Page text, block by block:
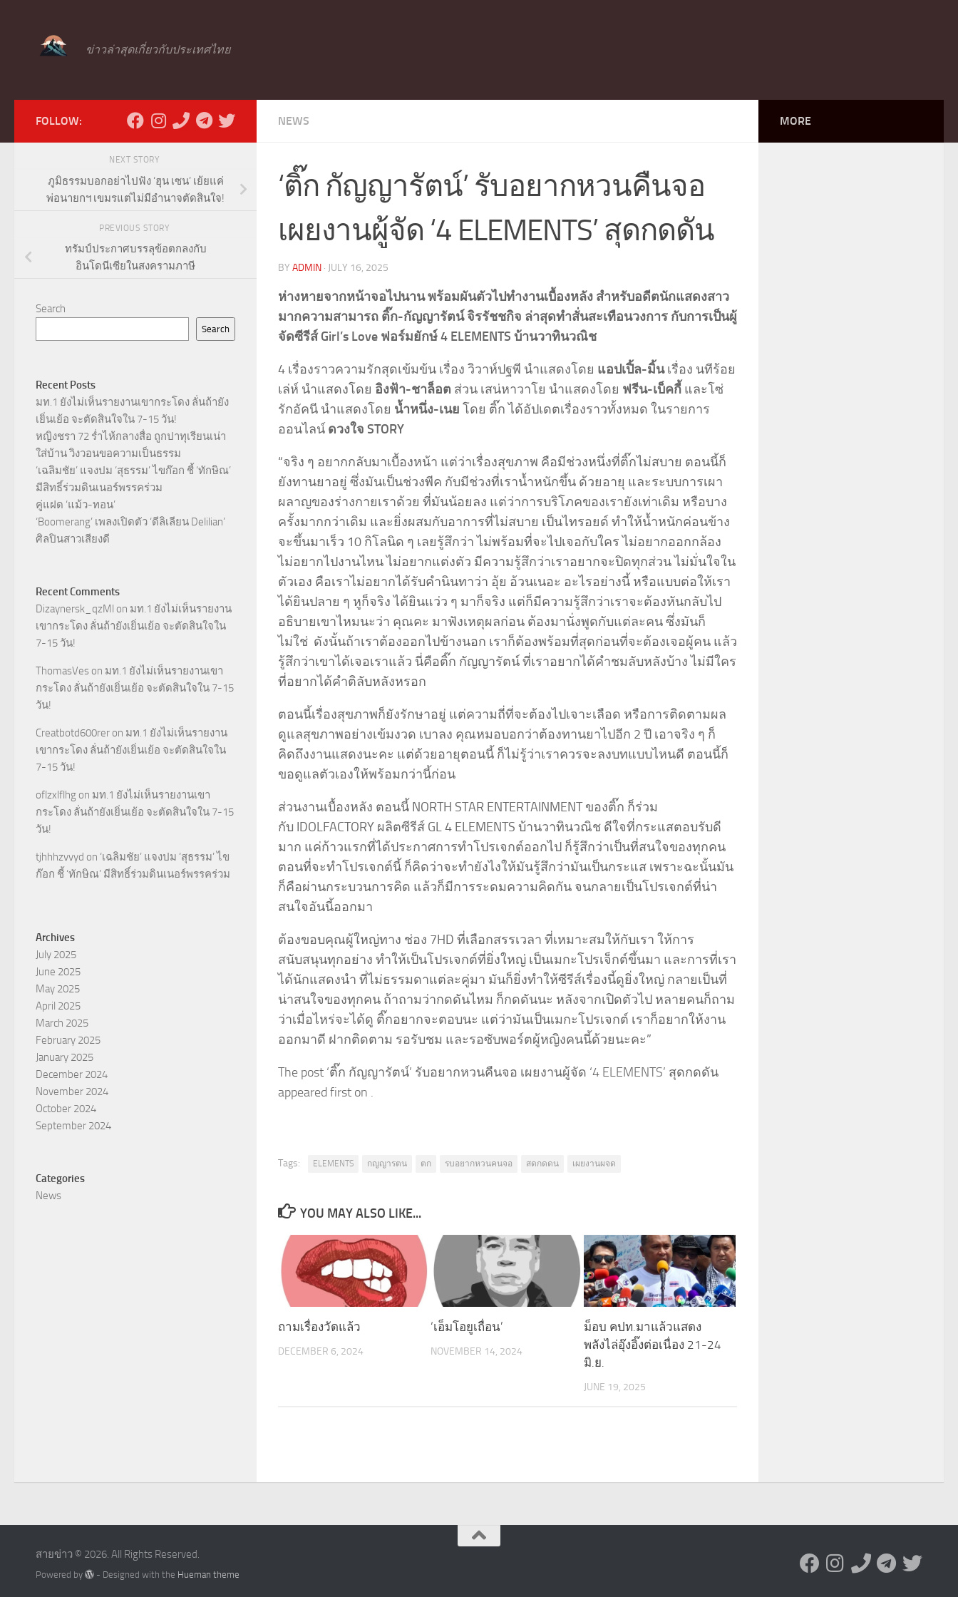
ข่าวล่าสุดเกี่ยวกับประเทศไทย
NEWS
‘ติ๊ก กัญญารัตน์’ รับอยากหวนคืนจอ
เผยงานผู้จัด ‘4 ELEMENTS’ สุดกดดัน
BY ADMIN · JULY 16, 2025
ห่างหายจากหน้าจอไปนาน พร้อมผันตัวไปทำงานเบื้องหลัง สำหรับอดีตนักแสดงสาว
มากความสามารถ ติ๊ก-กัญญารัตน์ จิรรัชชกิจ ล่าสุดทำสั่นสะเทือนวงการ กับการเป็นผู้
จัดซีรีส์ Girl’s Love ฟอร์มยักษ์ 4 ELEMENTS บ้านวาทินวณิช
4 เรื่องราวความรักสุดเข้มข้น เรื่อง วิวาห์ปฐพี นำแสดงโดย แอปเปิ้ล-มิ้นเรื่อง นทีร้อย
เล่ห์ นำแสดงโดย อิงฟ้า-ชาล็อต ส่วน เสน่หาวาโย นำแสดงโดย ฟรีน-เบ็คกี้ และโซ่
รักอัคนี นำแสดงโดย น้ำหนึ่ง-เนย โดย ติ๊ก ได้อัปเดตเรื่องราวทั้งหมด ในรายการ
ออนไลน์ ดวงใจ STORY
“จริง ๆ อยากกลับมาเบื้องหน้า แต่ว่าเรื่องสุขภาพ คือมีช่วงหนึ่งที่ติ๊กไม่สบาย ตอนนี้ก็
ยังทานยาอยู่ ซึ่งมันเป็นช่วงพีค กับมีช่วงที่เราน้ำหนักขึ้น ด้วยอายุ และระบบการเผา
ผลาญของร่างกายเราด้วย ที่มันน้อยลง แต่ว่าการบริโภคของเรายังเท่าเดิม หรือบาง
ครั้งมากกว่าเดิม และยิ่งผสมกับอาการที่ไม่สบาย เป็นไทรอยด์ ทำให้น้ำหนักค่อนข้าง
จะขึ้นมาเร็ว 10 กิโลนิด ๆ เลยรู้สึกว่า ไม่พร้อมที่จะไปเจอกับใคร ไม่อยากออกกล้อง
ไม่อยากไปงานไหน ไม่อยากแต่งตัว มีความรู้สึกว่าเราอยากจะปิดทุกส่วน ไม่มั่นใจใน
ตัวเอง คือเราไม่อยากได้รับคำนินทาว่า อุ้ย อ้วนเนอะ อะไรอย่างนี้ หรือแบบต่อให้เรา
ได้ยินปลาย ๆ หูก็จริง ได้ยินแว่ว ๆ มาก็จริง แต่ก็มีความรู้สึกว่าเราจะต้องหันกลับไป
อธิบายเขาไหมนะว่า คุณคะ มาฟังเหตุผลก่อน ต้องมานั่งพูดกับแต่ละคน ซึ่งมันก็
ไม่ใช่ ดังนั้นถ้าเราต้องออกไปข้างนอก เราก็ต้องพร้อมที่สุดก่อนที่จะต้องเจอผู้คน แล้ว
รู้สึกว่าเขาได้เจอเราแล้ว นี่คือติ๊ก กัญญารัตน์ ที่เราอยากได้คำชมลับหลังบ้าง ไม่มีใคร
ที่อยากได้คำติลับหลังหรอก
ตอนนี้เรื่องสุขภาพก็ยังรักษาอยู่ แต่ความถี่ที่จะต้องไปเจาะเลือด หรือการติดตามผล
ดูแลสุขภาพอย่างเข้มงวด เบาลง คุณหมอบอกว่าต้องทานยาไปอีก 2 ปี เอาจริง ๆ ก็
คิดถึงงานแสดงนะคะ แต่ด้วยอายุตอนนี้ ก็ไม่รู้ว่าเราควรจะลงบทแบบไหนดี ตอนนี้ก็
ขอดูแลตัวเองให้พร้อมกว่านี้ก่อน
ส่วนงานเบื้องหลัง ตอนนี้ NORTH STAR ENTERTAINMENT ของติ๊ก ก็ร่วม
กับ IDOLFACTORY ผลิตซีรีส์ GL 4 ELEMENTS บ้านวาทินวณิช ดีใจที่กระแสตอบรับดี
มาก แค่ก้าวแรกที่ได้ประกาศการทำโปรเจกต์ออกไป ก็รู้สึกว่าเป็นที่สนใจของทุกคน
ตอนที่จะทำโปรเจกต์นี้ ก็คิดว่าจะทำยังไงให้มันรู้สึกว่ามันเป็นกระแส เพราะฉะนั้นมัน
ก็คือผ่านกระบวนการคิด แล้วก็มีการระดมความคิดกัน จนกลายเป็นโปรเจกต์ที่น่า
สนใจอันนี้ออกมา
ต้องขอบคุณผู้ใหญ่ทาง ช่อง 7HD ที่เลือกสรรเวลา ที่เหมาะสมให้กับเรา ให้การ
สนับสนุนทุกอย่าง ทำให้เป็นโปรเจกต์ที่ยิ่งใหญ่ เป็นเมกะโปรเจ็กต์ขึ้นมา และการที่เรา
ได้นักแสดงนำ ที่ไม่ธรรมดาแต่ละคู่มา มันก็ยิ่งทำให้ซีรีส์เรื่องนี้ดูยิ่งใหญ่ กลายเป็นที่
น่าสนใจของทุกคน ถ้าถามว่ากดดันไหม ก็กดดันนะ หลังจากเปิดตัวไป หลายคนก็ถาม
ว่าเมื่อไหร่จะได้ดู ติ๊กอยากจะตอบนะ แต่ว่ามันเป็นเมกะโปรเจกต์ เราก็อยากให้งาน
ออกมาดี ฝากติดตาม รอรับชม และรอซับพอร์ตผู้หญิงคนนี้ด้วยนะคะ”
The post ‘ติ๊ก กัญญารัตน์’ รับอยากหวนคืนจอ เผยงานผู้จัด ‘4 ELEMENTS’ สุดกดดัน
appeared first on .
Tags: ELEMENTS กญญารตน ตก รบอยากหวนคนจอ สดกดดน เผยงานผจด
YOU MAY ALSO LIKE...
ถามเรื่องวัดแล้ว
DECEMBER 6, 2024
‘เอ็มโอยูเถื่อน’
NOVEMBER 14, 2024
ม็อบ คปท.มาแล้วแสดง
พลังไล่อุ๊งอิ๊งต่อเนื่อง 21-24
มิ.ย.
JUNE 19, 2025
FOLLOW:
NEXT STORY
ภูมิธรรมบอกอย่าไปฟัง ‘ฮุน เซน’ เย้ยแค่
พ่อนายกฯ เขมรแต่ไม่มีอำนาจตัดสินใจ!
PREVIOUS STORY
ทรัมป์ประกาศบรรลุข้อตกลงกับ
อินโดนีเซียในสงครามภาษี
Search
Search
Recent Posts
มท.1 ยังไม่เห็นรายงานเขากระโดง ลั่นถ้ายัง
เยิ่นเย้อ จะตัดสินใจใน 7-15 วัน!
หญิงชรา 72 ร่ำไห้กลางสื่อ ถูกปาทุเรียนเน่า
ใส่บ้าน วิงวอนขอความเป็นธรรม
‘เฉลิมชัย’ แจงปม ‘สุธรรม’ ไขก๊อก ชี้ ‘ทักษิณ’
มีสิทธิ์ร่วมดินเนอร์พรรคร่วม
คู่แฝด ‘แม้ว-ทอน’
‘Boomerang’ เพลงเปิดตัว ‘ดีลิเลียน Delilian’
ศิลปินสาวเสียงดี
Recent Comments
Dizaynersk_qzMl on มท.1 ยังไม่เห็นรายงาน
เขากระโดง ลั่นถ้ายังเยิ่นเย้อ จะตัดสินใจใน
7-15 วัน!
ThomasVes on มท.1 ยังไม่เห็นรายงานเขา
กระโดง ลั่นถ้ายังเยิ่นเย้อ จะตัดสินใจใน 7-15
วัน!
Creatbotd600rer on มท.1 ยังไม่เห็นรายงาน
เขากระโดง ลั่นถ้ายังเยิ่นเย้อ จะตัดสินใจใน
7-15 วัน!
oflzxlflhg on มท.1 ยังไม่เห็นรายงานเขา
กระโดง ลั่นถ้ายังเยิ่นเย้อ จะตัดสินใจใน 7-15
วัน!
tjhhhzvvyd on ‘เฉลิมชัย’ แจงปม ‘สุธรรม’ ไข
ก๊อก ชี้ ‘ทักษิณ’ มีสิทธิ์ร่วมดินเนอร์พรรคร่วม
Archives
July 2025
June 2025
May 2025
April 2025
March 2025
February 2025
January 2025
December 2024
November 2024
October 2024
September 2024
Categories
News
MORE
สายข่าว © 2026. All Rights Reserved.
Powered by - Designed with the Hueman theme